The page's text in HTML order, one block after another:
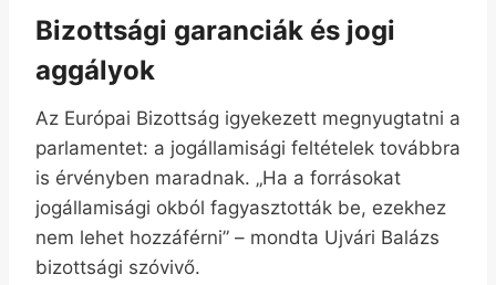
Bizottsági garanciák és jogi
aggályok
Az Európai Bizottság igyekezett megnyugtatni a
parlamentet: a jogállamisági feltételek továbbra
is érvényben maradnak. „Ha a forrásokat
jogállamisági okból fagyasztották be, ezekhez
nem lehet hozzáférni” – mondta Ujvári Balázs
bizottsági szóvivő.